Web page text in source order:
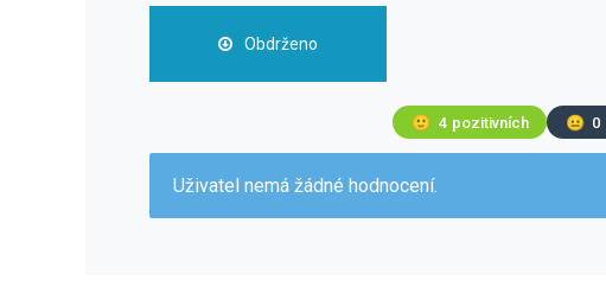
Obdrženo
🙂 4 pozitivních 😐 0
Uživatel nemá žádné hodnocení.